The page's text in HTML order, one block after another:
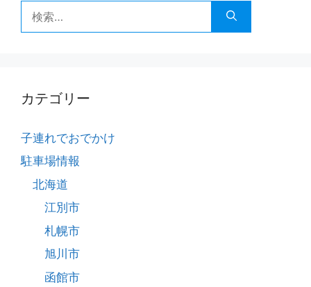
索:
カテゴリー
子連れでおでかけ
駐車場情報
北海道
江別市
札幌市
旭川市
函館市